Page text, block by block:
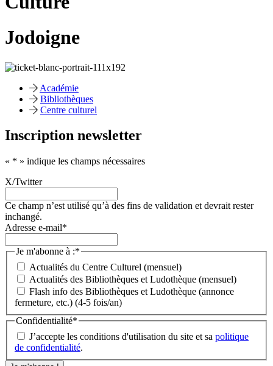
Jodoigne
Académie
Bibliothèques
Centre culturel
Inscription newsletter
« * » indique les champs nécessaires
X/Twitter
Ce champ n’est utilisé qu’à des fins de validation et devrait rester
inchangé.
Adresse e-mail*
Je m'abonne à :*
Actualités du Centre Culturel (mensuel)
Actualités des Bibliothèques et Ludothèque (mensuel)
Flash info des Bibliothèques et Ludothèque (annonce
fermeture, etc.) (4-5 fois/an)
Confidentialité*
J’accepte les conditions d'utilisation du site et sa politique
de confidentialité.